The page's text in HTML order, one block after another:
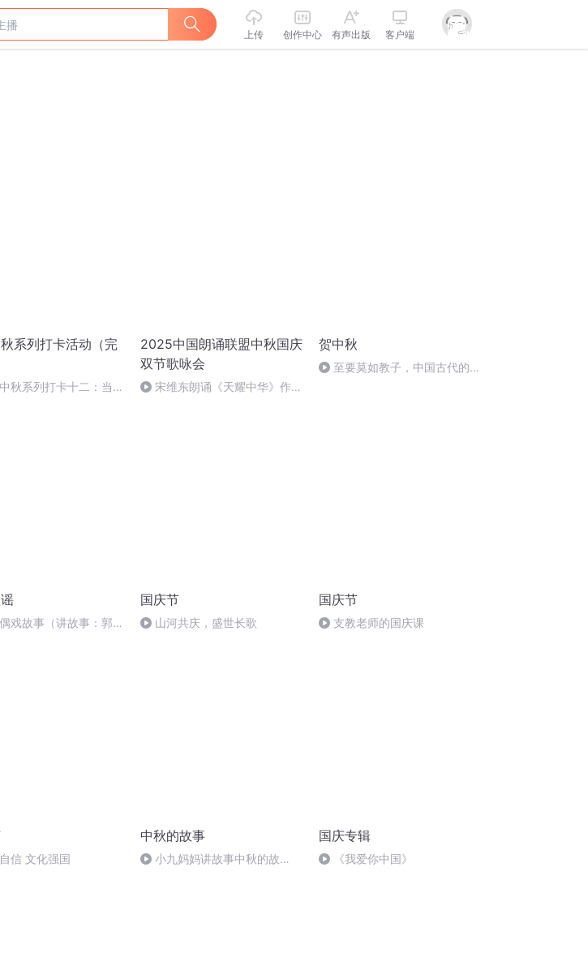
上传 创作中心 有声出版 客户端
系列打卡活动（完
秋系列打卡十二：当阳
2025中国朗诵联盟中秋国庆
双节歌咏会
宋维东朗诵《天耀中华》作
贺中秋
至要莫如教子，中国古代的家
戏故事（讲故事：郭
国庆节
山河共庆，盛世长歌
国庆节
支教老师的国庆课
信 文化强国
中秋的故事
小九妈妈讲故事中秋的故
国庆专辑
《我爱你中国》